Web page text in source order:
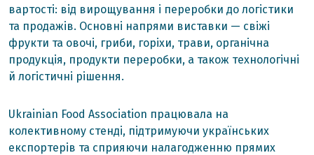
вартості: від вирощування і переробки до логістики
та продажів. Основні напрями виставки — свіжі
фрукти та овочі, гриби, горіхи, трави, органічна
продукція, продукти переробки, а також технологічні
й логістичні рішення.
Ukrainian Food Association працювала на
колективному стенді, підтримуючи українських
експортерів та сприяючи налагодженню прямих